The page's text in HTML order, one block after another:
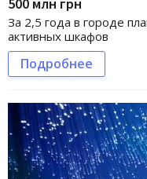
500 млн грн
За 2,5 года в городе
активных шкафов
Подробнее